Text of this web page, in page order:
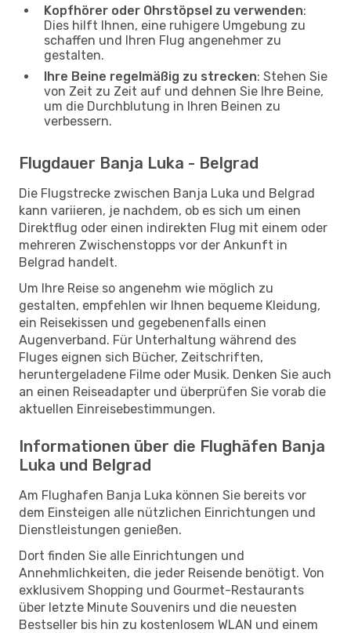
Kopfhörer oder Ohrstöpsel zu verwenden:
Dies hilft Ihnen, eine ruhigere Umgebung zu
schaffen und Ihren Flug angenehmer zu
gestalten.
Ihre Beine regelmäßig zu strecken: Stehen Sie
von Zeit zu Zeit auf und dehnen Sie Ihre Beine,
um die Durchblutung in Ihren Beinen zu
verbessern.
Flugdauer Banja Luka - Belgrad
Die Flugstrecke zwischen Banja Luka und Belgrad
kann variieren, je nachdem, ob es sich um einen
Direktflug oder einen indirekten Flug mit einem oder
mehreren Zwischenstopps vor der Ankunft in
Belgrad handelt.
Um Ihre Reise so angenehm wie möglich zu
gestalten, empfehlen wir Ihnen bequeme Kleidung,
ein Reisekissen und gegebenenfalls einen
Augenverband. Für Unterhaltung während des
Fluges eignen sich Bücher, Zeitschriften,
heruntergeladene Filme oder Musik. Denken Sie auch
an einen Reiseadapter und überprüfen Sie vorab die
aktuellen Einreisebestimmungen.
Informationen über die Flughäfen Banja
Luka und Belgrad
Am Flughafen Banja Luka können Sie bereits vor
dem Einsteigen alle nützlichen Einrichtungen und
Dienstleistungen genießen.
Dort finden Sie alle Einrichtungen und
Annehmlichkeiten, die jeder Reisende benötigt. Von
exklusivem Shopping und Gourmet-Restaurants
über letzte Minute Souvenirs und die neuesten
Bestseller bis hin zu kostenlosem WLAN und einem